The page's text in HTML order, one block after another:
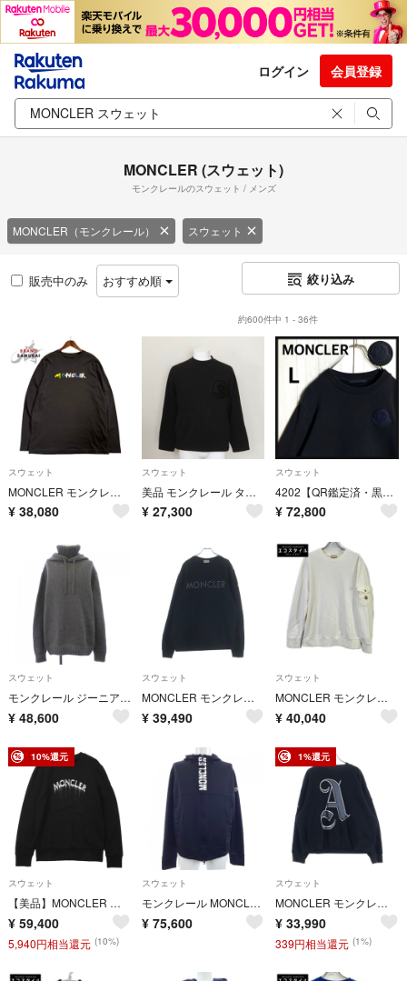
ログイン 会員登録
MONCLER (スウェット)
モンクレールのスウェット / メンズ
MONCLER（モンクレール） スウェット
販売中のみ おすすめ順 絞り込み
約600件中 1 - 36件
スウェット
MONCLER モンクレール ロゴワッペン ブラック コットン スウェット メンズ I2-00067 【中古】
¥ 38,080
スウェット
美品 モンクレール タグ付 トレーナー スウェット M トップス 洋服 ファッション おしゃれ ブラック 黒 メンズ WUM EM2-9
¥ 27,300
スウェット
4202【QR鑑定済・黒タグ・美品】モンクレール 刺繍ワッペンロゴ スウェット
¥ 72,800
スウェット
モンクレール ジーニアス MONCLER GENIUS G20929F00001M1213 パーカー
¥ 48,600
スウェット
MONCLER モンクレール 22SS スタッズロゴ プリント クルーネック プルオーバースウェット トレーナー ブラック H10918G00013 809KR
¥ 39,490
スウェット
MONCLER モンクレール 24年 ホワイト FELPA ロゴ スウェットシャツ XL
¥ 40,040
10%還元
スウェット
【美品】MONCLER モンクレール スウェット SCOM サイズ S メンズ ロゴ パッチ プリント プルオーバー クルーネック ロングスリーブ 長袖 コットン100% トップス ブラック 黒 トルコ製
¥ 59,400
5,940円相当還元 (10%)
スウェット
モンクレール MONCLER 20918427000 C8009 パーカー
¥ 75,600
1%還元
スウェット
MONCLER モンクレール 22AW ×Palm Angels パームエンジェルス グリッターロゴ クルーネックスウェットトレーナー ブラック H209L8G00006 M2513
¥ 33,990
339円相当還元 (1%)